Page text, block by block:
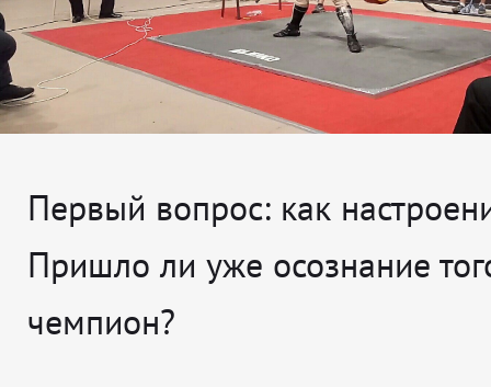
Первый вопрос: как
Пришло ли уже осознание
чемпион?